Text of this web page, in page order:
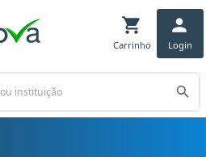
Carrinho Login